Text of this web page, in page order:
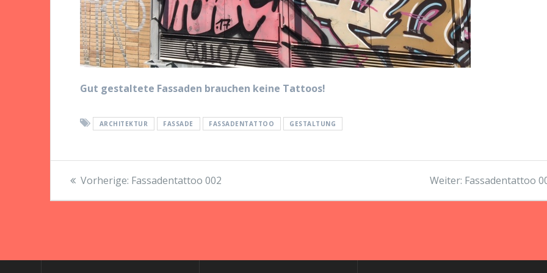
Gut gestaltete Fassaden brauchen keine Tattoos!
ARCHITEKTUR FASSADE FASSADENTATTOO GESTALTUNG
Beitragsnavigation
Vorherige: Vorheriger
Fassadentattoo 002 Weiter: Nächster
Fassadentattoo